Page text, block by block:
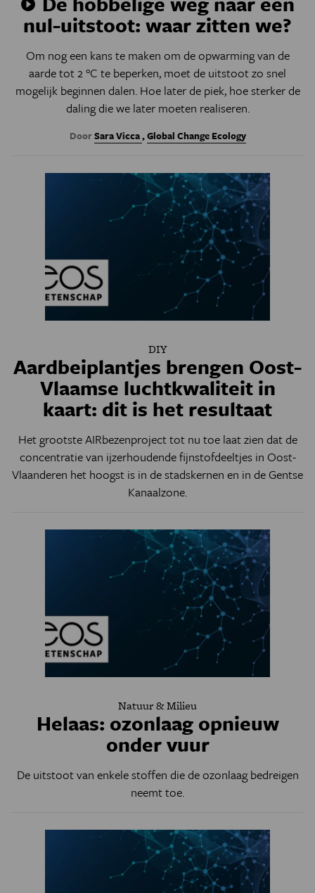
nul-uitstoot: waar zitten we?
Om nog een kans te maken om de opwarming van de
aarde tot 2 °C te beperken, moet de uitstoot zo snel
mogelijk beginnen dalen. Hoe later de piek, hoe sterker de
daling die we later moeten realiseren.
DoorSara Vicca,Global Change Ecology
DIY
Aardbeiplantjes brengen Oost-
Vlaamse luchtkwaliteit in
kaart: dit is het resultaat
Het grootste AIRbezenproject tot nu toe laat zien dat de
concentratie van ijzerhoudende fijnstofdeeltjes in Oost-
Vlaanderen het hoogst is in de stadskernen en in de Gentse
Kanaalzone.
Natuur & Milieu
Helaas: ozonlaag opnieuw
onder vuur
De uitstoot van enkele stoffen die de ozonlaag bedreigen
neemt toe.